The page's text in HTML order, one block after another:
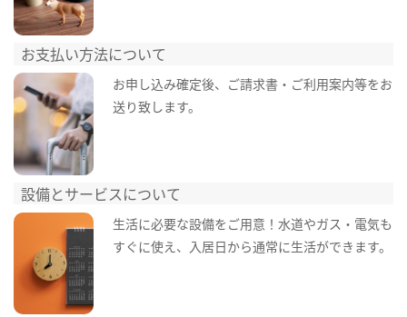
お支払い方法について
お申し込み確定後、ご請求書・ご利用案内等をお
送り致します。
設備とサービスについて
生活に必要な設備をご用意！水道やガス・電気も
すぐに使え、入居日から通常に生活ができます。